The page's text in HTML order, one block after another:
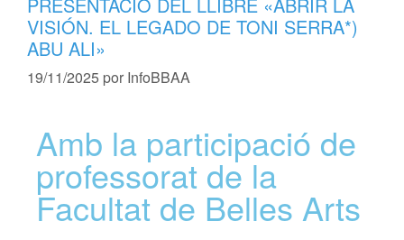
VISIÓN. EL LEGADO DE TONI SERRA*)
ABU ALI»
19/11/2025 por InfoBBAA
Amb la participació de
professorat de la
Facultat de Belles Arts